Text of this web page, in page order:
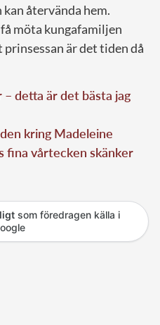
återvända hem.
möta kungafamiljen
är det tiden då
– detta är det bästa jag
kring Madeleine
fina vårtecken skänker
som föredragen källa i